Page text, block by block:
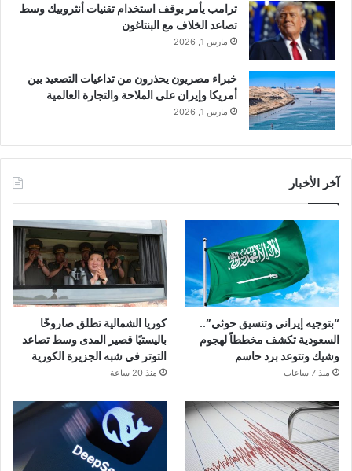
ترامب يأمر بوقف استخدام تقنيات أنثروبيك وسط
تصاعد الخلاف مع البنتاغون
مارس 1, 2026
خبراء مصريون يحذرون من تداعيات التصعيد بين
أمريكا وإيران على الملاحة والتجارة العالمية
مارس 1, 2026
آخر الأخبار
“بتوجيه إيراني وتنسيق حوثي”..
السعودية تكشف مخططاً لهجوم
وشيك وتتوعد برد حاسم
منذ 7 ساعات
كوريا الشمالية تطلق صاروخًا
باليستيًا قصير المدى وسط تصاعد
التوتر في شبه الجزيرة الكورية
منذ 20 ساعة